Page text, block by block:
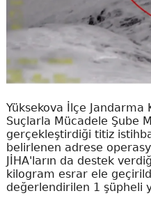
Yüksekova İlçe Jandarma
Suçlarla Mücadele Şube
gerçekleştirdiği titiz
belirlenen adrese
JİHA'ların da destek
kilogram esrar ele
değerlendirilen 1 şüpheli